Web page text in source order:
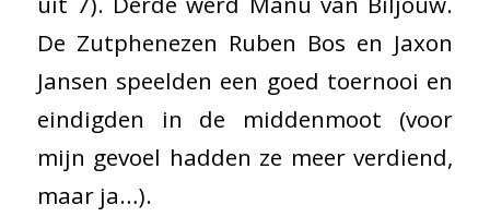
De Zutphenezen Ruben Bos en Jaxon
Jansen speelden een goed toernooi en
eindigden in de middenmoot (voor
mijn gevoel hadden ze meer verdiend,
maar ja…).